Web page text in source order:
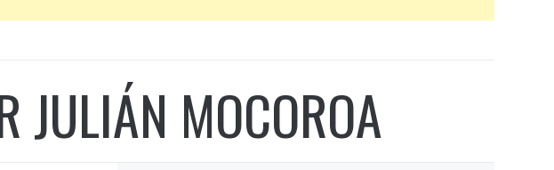
JULIÁN MOCOROA